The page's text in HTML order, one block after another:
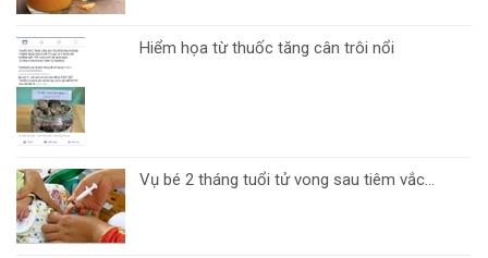
Hiểm họa từ thuốc tăng cân trôi nổi
Vụ bé 2 tháng tuổi tử vong sau tiêm vắc...